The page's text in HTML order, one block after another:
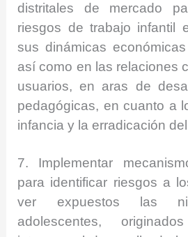
distritales de mercado
riesgos de trabajo infantil
sus dinámicas
así como en las relaciones
usuarios, en aras de
pedagógicas, en cuanto a
infancia y la erradicación
7. Implementar
para identificar riesgos a
ver expuestos las
adolescentes,